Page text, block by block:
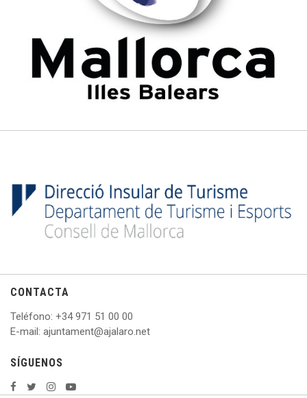
CONTACTA
Teléfono: +34 971 51 00 00
E-mail: ajuntament@ajalaro.net
SÍGUENOS